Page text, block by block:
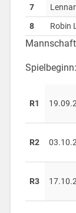
7
8
Robin
R1
R2
R3